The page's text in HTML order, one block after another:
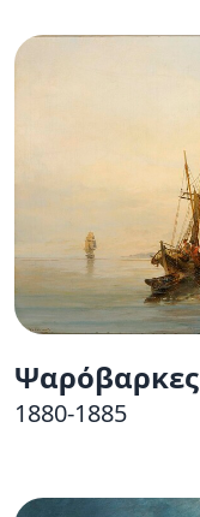
Ψαρόβαρκες
1880-1885